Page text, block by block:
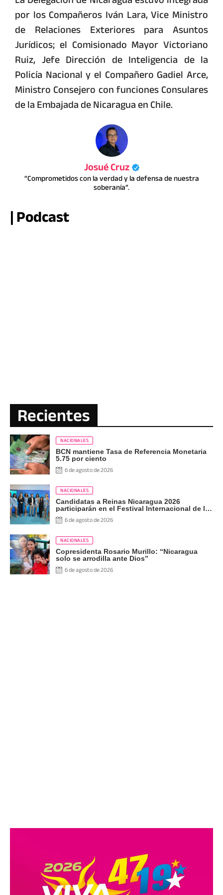
por los Compañeros Iván Lara, Vice Ministro
de Relaciones Exteriores para Asuntos
Jurídicos; el Comisionado Mayor Victoriano
Ruiz, Jefe Dirección de Inteligencia de la
Policía Nacional y el Compañero Gadiel Arce,
Ministro Consejero con funciones Consulares
de la Embajada de Nicaragua en Chile.
Josué Cruz
“Comprometidos con la verdad y la defensa de nuestra
soberanía”.
| Podcast
Recientes
NACIONALES
BCN mantiene Tasa de Referencia Monetaria
5.75 por ciento
6 de agosto de 2026
NACIONALES
Candidatas a Reinas Nicaragua 2026
participarán en el Festival Internacional de las
Artes, Cultura y Gastronomía
6 de agosto de 2026
NACIONALES
Copresidenta Rosario Murillo: “Nicaragua
solo se arrodilla ante Dios”
6 de agosto de 2026